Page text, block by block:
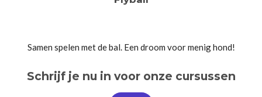
Samen spelen met de bal. Een droom voor menig hond!
Schrijf je nu in voor onze cursussen